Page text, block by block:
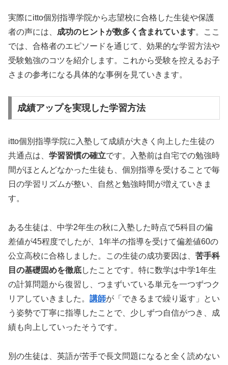
実際にitto個別指導学院から志望校に合格した生徒や保護
者の声には、 成功のヒントが数多く含まれています。ここ
では、合格者のエピソードを通じて、効果的な学習方法や
受験勉強のコツを紹介します。これから受験を控えるお子
さまの参考になる具体的な事例を見ていきます。
成績アップを実現した学習方法
itto個別指導学院に入塾して成績が大きく向上した生徒の
共通点は、 学習習慣の確立です。入塾前は自宅での勉強時
間がほとんどなかった生徒も、個別指導を受けることで毎
日の学習リズムが整い、自然と勉強時間が増えていきま
す。
ある生徒は、中学2年生の秋に入塾した時点で5科目の偏
差値が45程度でしたが、1年半の指導を受けて偏差値60の
公立高校に合格しました。この生徒の成功要因は、 苦手科
目の基礎固めを徹底したことです。特に数学は中学1年生
の計算問題から復習し、つまずいている単元を一つずつク
リアしていきました。 講師が「できるまで繰り返す」とい
う姿勢で丁寧に指導したことで、少しずつ自信がつき、成
績も向上していったそうです。
別の生徒は、英語が苦手で長文問題になると全く読めない